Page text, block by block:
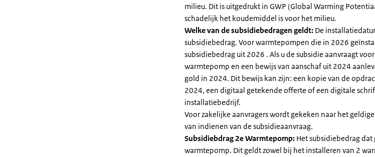
milieu. Dit is uitgedrukt in GWP (Global Warming
schadelijk het koudemiddel is voor het milieu.
Welke van de subsidiebedragen geldt: De
subsidiebedrag. Voor warmtepompen die in 2026
subsidiebedrag uit 2026 . Als u de subsidie aanvraagt
warmtepomp en een bewijs van aanschaf uit 2024
gold in 2024. Dit bewijs kan zijn: een kopie van de
2024, een digitaal getekende offerte of een digitale
installatiebedrijf.
Voor zakelijke aanvragers wordt gekeken naar het
van indienen van de subsidieaanvraag.
Subsidiebdrag 2e Warmtepomp: Het subsidiebedrag
warmtepomp. Dit geldt zowel bij het installeren van 2